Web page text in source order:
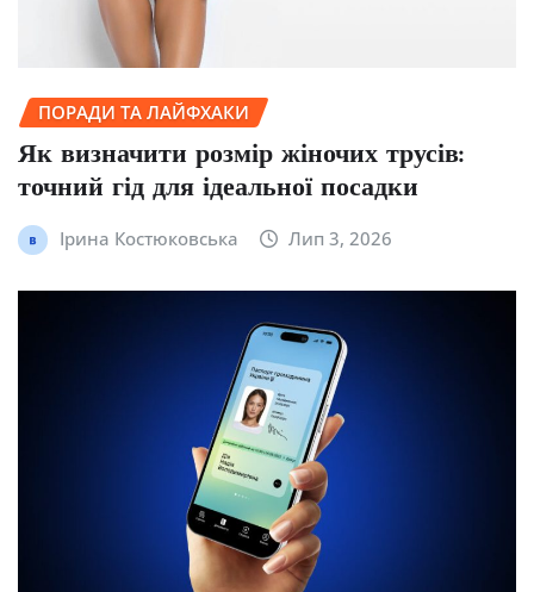
ПОРАДИ ТА ЛАЙФХАКИ
Як визначити розмір жіночих трусів:
точний гід для ідеальної посадки
Ірина Костюковська Лип 3, 2026